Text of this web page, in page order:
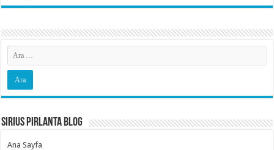
Sirius Pırlanta Blog
Ana Sayfa